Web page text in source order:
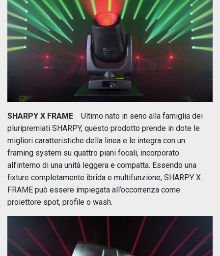
SHARPY X FRAME Ultimo nato in seno alla famiglia dei
pluripremiati SHARPY, questo prodotto prende in dote le
migliori caratteristiche della linea e le integra con un
framing system su quattro piani focali, incorporato
all’interno di una unità leggera e compatta. Essendo una
fixture completamente ibrida e multifunzione, SHARPY X
FRAME può essere impiegata all’occorrenza come
proiettore spot, profile o wash.